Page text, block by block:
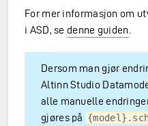
For mer informasjon om
i ASD, se denne guiden
Dersom man gjør
Altinn Studio
alle manuelle
gjøres på